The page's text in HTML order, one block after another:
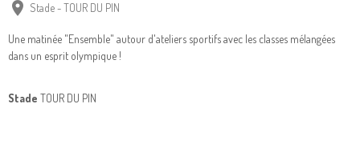
Stade - TOUR DU PIN
Une matinée "Ensemble" autour d'ateliers sportifs avec les classes mélangées
dans un esprit olympique !
Stade TOUR DU PIN